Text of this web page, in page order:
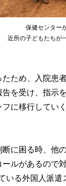
保健センター
近所の子どもたちが
ため、入院患
を受け、指示
に移行してい
に困る時、他
ルがあるので
いる外国人派遣